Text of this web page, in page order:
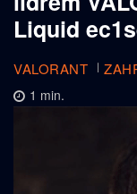
Liquid
VALORANT
1 min.